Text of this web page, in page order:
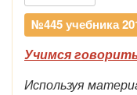
№445 учебника
Учимся
Используя